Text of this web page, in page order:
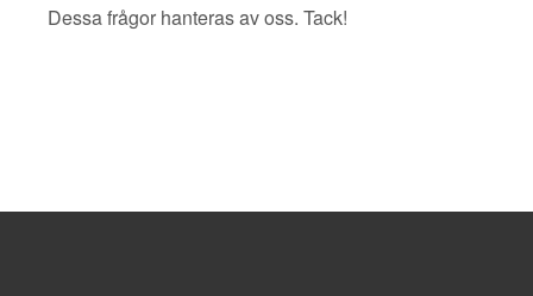
Dessa frågor hanteras av oss. Tack!